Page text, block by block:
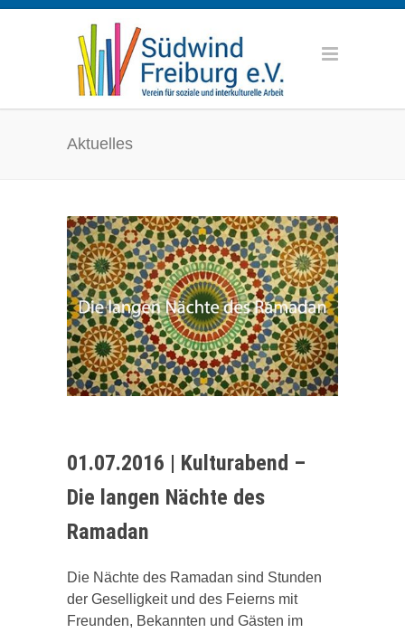
Aktuelles
01.07.2016 | Kulturabend –
Die langen Nächte des
Ramadan
Die Nächte des Ramadan sind Stunden
der Geselligkeit und des Feierns mit
Freunden, Bekannten und Gästen im